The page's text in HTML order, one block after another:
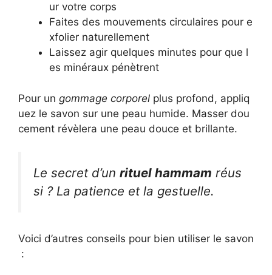
ur votre corps
Faites des mouvements circulaires pour e
xfolier naturellement
Laissez agir quelques minutes pour que l
es minéraux pénètrent
Pour un gommage corporel plus profond, appliq
uez le savon sur une peau humide. Masser dou
cement révèlera une peau douce et brillante.
Le secret d’un rituel hammam réus
si ? La patience et la gestuelle.
Voici d’autres conseils pour bien utiliser le savon
: